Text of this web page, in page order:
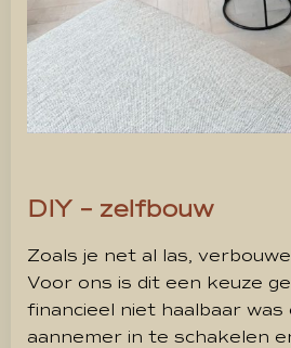
DIY – zelfbouw
Zoals je net al las,
Voor ons is dit een keuze
financieel niet haalbaar was
aannemer in te schakelen